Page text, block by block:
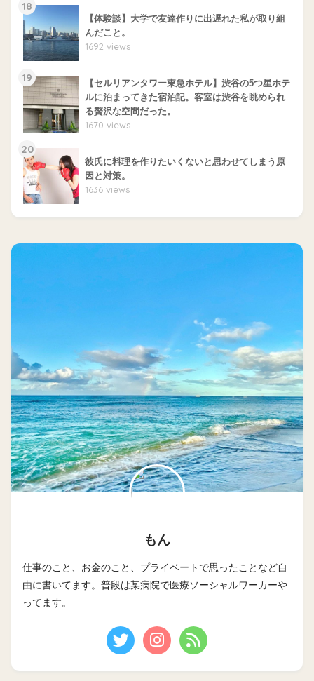
18
【体験談】大学で友達作りに出遅れた私が取り組
んだこと。
1692 views
19
【セルリアンタワー東急ホテル】渋谷の5つ星ホテ
ルに泊まってきた宿泊記。客室は渋谷を眺められ
る贅沢な空間だった。
1670 views
20
彼氏に料理を作りたいくないと思わせてしまう原
因と対策。
1636 views
もん
仕事のこと、お金のこと、プライベートで思ったことなど自
由に書いてます。普段は某病院で医療ソーシャルワーカーや
ってます。